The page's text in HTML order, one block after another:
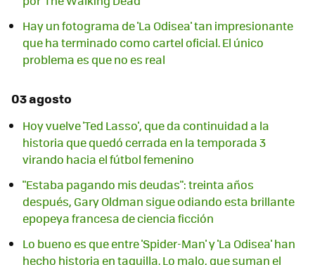
Hay un fotograma de 'La Odisea' tan impresionante
que ha terminado como cartel oficial. El único
problema es que no es real
03 agosto
Hoy vuelve 'Ted Lasso', que da continuidad a la
historia que quedó cerrada en la temporada 3
virando hacia el fútbol femenino
"Estaba pagando mis deudas": treinta años
después, Gary Oldman sigue odiando esta brillante
epopeya francesa de ciencia ficción
Lo bueno es que entre 'Spider-Man' y 'La Odisea' han
hecho historia en taquilla. Lo malo, que suman el